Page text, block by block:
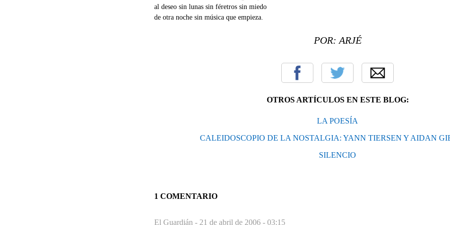
al deseo sin lunas sin féretros sin miedo
de otra noche sin música que empieza.
POR: ARJÉ
OTROS ARTÍCULOS EN ESTE BLOG:
LA POESÍA
CALEIDOSCOPIO DE LA NOSTALGIA: YANN TIERSEN Y AIDAN
SILENCIO
1 COMENTARIO
El Guardián - 21 de abril de 2006 - 03:15